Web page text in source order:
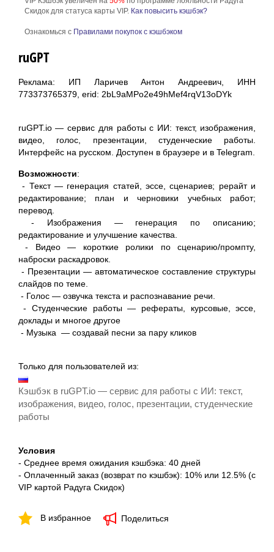
Скидок для статуса карты VIP. Как повысить кэшбэк?
Ознакомься с Правилами покупок с кэшбэком
ruGPT
Реклама: ИП Ларичев Антон Андреевич, ИНН
773373765379, erid: 2bL9aMPo2e49hMef4rqV13oDYk
ruGPT.io — сервис для работы с ИИ: текст, изображения,
видео, голос, презентации, студенческие работы.
Интерфейс на русском. Доступен в браузере и в Telegram.
Возможности:
- Текст — генерация статей, эссе, сценариев; рерайт и
редактирование; план и черновики учебных работ;
перевод.
- Изображения — генерация по описанию;
редактирование и улучшение качества.
- Видео — короткие ролики по сценарию/промпту,
наброски раскадровок.
- Презентации — автоматическое составление структуры
слайдов по теме.
- Голос — озвучка текста и распознавание речи.
- Студенческие работы — рефераты, курсовые, эссе,
доклады и многое другое
- Музыка — создавай песни за пару кликов
Только для пользователей из:
Кэшбэк в ruGPT.io — сервис для работы с ИИ: текст,
изображения, видео, голос, презентации, студенческие
работы
Условия
- Среднее время ожидания кэшбэка: 40 дней
- Оплаченный заказ (возврат по кэшбэк): 10% или 12.5% (с
VIP картой Радуга Скидок)
В избранное Поделиться